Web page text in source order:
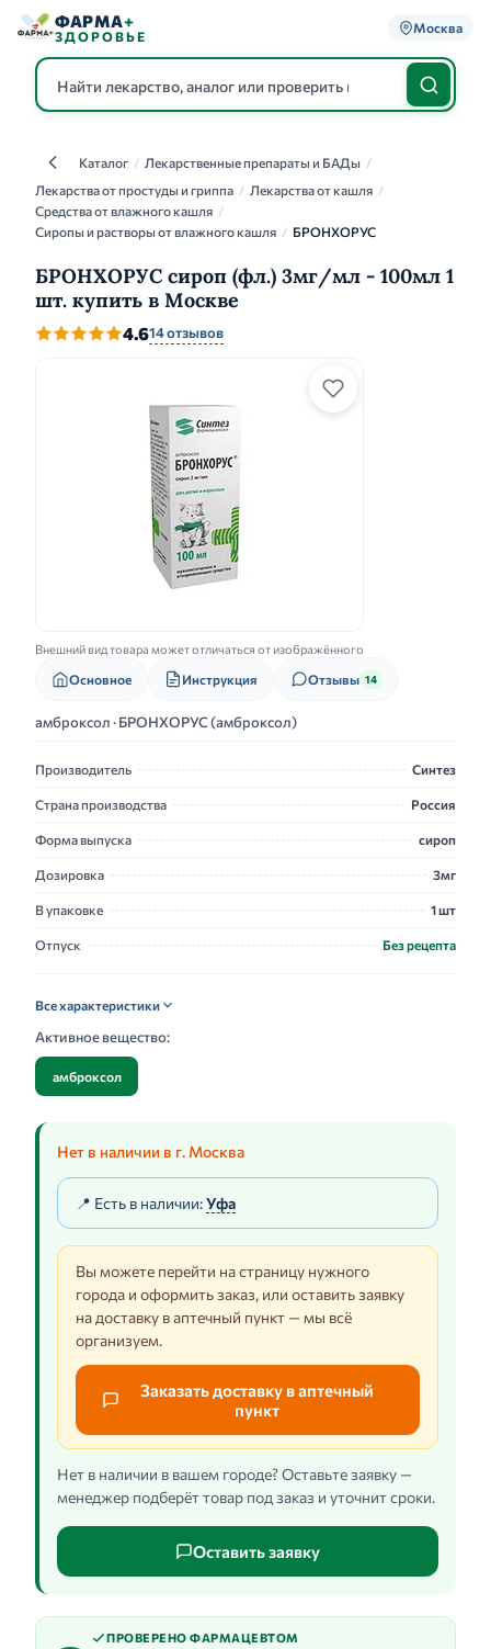
ФАРМА+
ЗДОРОВЬЕ
Москва
КаталогКаталог / Лекарственные препараты и БАДы /
Лекарства от простуды и гриппа / Лекарства от кашля /
Средства от влажного кашля /
Сиропы и растворы от влажного кашля / БРОНХОРУС
БРОНХОРУС сироп (фл.) 3мг/мл - 100мл 1
шт. купить в Москве
4.614 отзывов
Внешний вид товара может отличаться от изображённого
Основное Инструкция Отзывы 14
амброксол · БРОНХОРУС (амброксол)
Производитель Синтез
Страна производства Россия
Форма выпуска сироп
Дозировка 3мг
В упаковке 1 шт
Отпуск Без рецепта
Все характеристики
Активное вещество:
амброксол
Нет в наличии в г. Москва
📍 Есть в наличии:Уфа
Вы можете перейти на страницу нужного
города и оформить заказ, или оставить заявку
на доставку в аптечный пункт — мы всё
организуем.
Заказать доставку в аптечный
пункт
Нет в наличии в вашем городе? Оставьте заявку —
менеджер подберёт товар под заказ и уточнит сроки.
Оставить заявку
ПРОВЕРЕНО ФАРМАЦЕВТОМ